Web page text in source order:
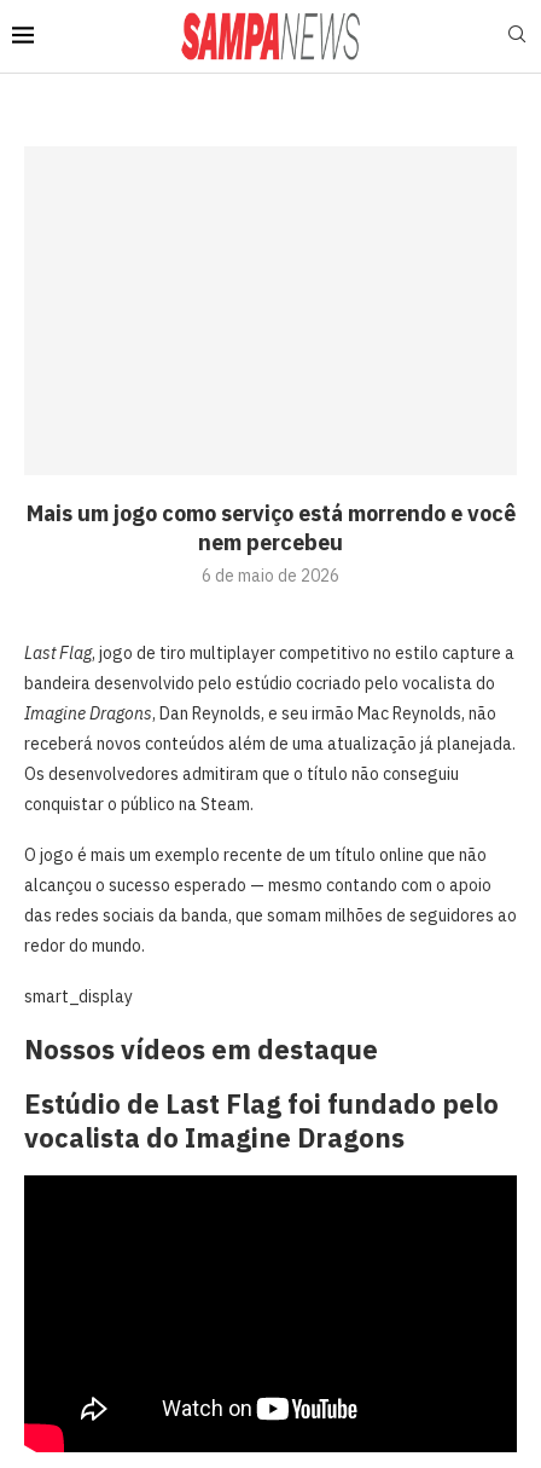
Mais um jogo como serviço está morrendo e você
nem percebeu
6 de maio de 2026
Last Flag, jogo de tiro multiplayer competitivo no estilo capture a
bandeira desenvolvido pelo estúdio cocriado pelo vocalista do
Imagine Dragons, Dan Reynolds, e seu irmão Mac Reynolds, não
receberá novos conteúdos além de uma atualização já planejada.
Os desenvolvedores admitiram que o título não conseguiu
conquistar o público na Steam.
O jogo é mais um exemplo recente de um título online que não
alcançou o sucesso esperado — mesmo contando com o apoio
das redes sociais da banda, que somam milhões de seguidores ao
redor do mundo.
smart_display
Nossos vídeos em destaque
Estúdio de Last Flag foi fundado pelo
vocalista do Imagine Dragons